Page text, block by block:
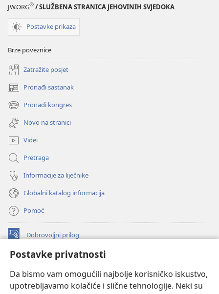
Postavke privatnosti
Da bismo vam omogućili najbolje korisničko iskustvo,
upotrebljavamo kolačiće i slične tehnologije. Neki su
JW.ORG® / SLUŽBENA STRANICA JEHOVINIH SVJEDOKA
Postavke prikaza
Brze poveznice
Zatražite posjet
Pronađi sastanak
(otvara
se
novi
prozor)
Pronađi kongres
(otvara
se
novi
prozor)
Novo na stranici
Videi
Pretraga
Informacije za liječnike
Globalni katalog informacija
Pomoć
Dobrovoljni prilog
(otvara
novi
INTERNETSKA BIBLIOTEKA Watchtower
se
novi
JW Hub
(otvara